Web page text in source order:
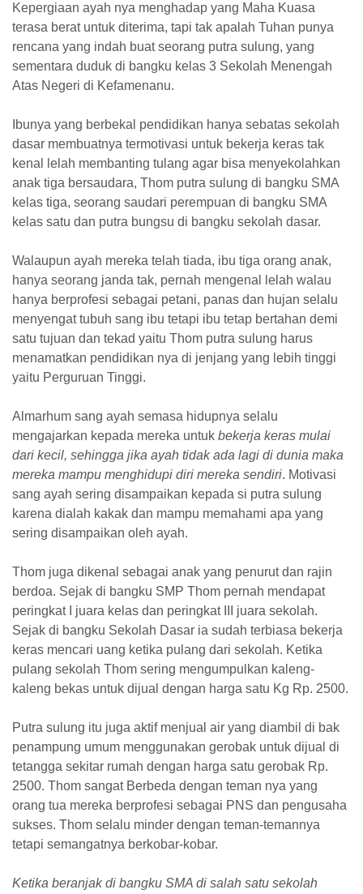
Kepergiaan ayah nya menghadap yang Maha Kuasa
terasa berat untuk diterima, tapi tak apalah Tuhan punya
rencana yang indah buat seorang putra sulung, yang
sementara duduk di bangku kelas 3 Sekolah Menengah
Atas Negeri di Kefamenanu.
Ibunya yang berbekal pendidikan hanya sebatas sekolah
dasar membuatnya termotivasi untuk bekerja keras tak
kenal lelah membanting tulang agar bisa menyekolahkan
anak tiga bersaudara, Thom putra sulung di bangku SMA
kelas tiga, seorang saudari perempuan di bangku SMA
kelas satu dan putra bungsu di bangku sekolah dasar.
Walaupun ayah mereka telah tiada, ibu tiga orang anak,
hanya seorang janda tak, pernah mengenal lelah walau
hanya berprofesi sebagai petani, panas dan hujan selalu
menyengat tubuh sang ibu tetapi ibu tetap bertahan demi
satu tujuan dan tekad yaitu Thom putra sulung harus
menamatkan pendidikan nya di jenjang yang lebih tinggi
yaitu Perguruan Tinggi.
Almarhum sang ayah semasa hidupnya selalu
mengajarkan kepada mereka untuk bekerja keras mulai
dari kecil, sehingga jika ayah tidak ada lagi di dunia maka
mereka mampu menghidupi diri mereka sendiri. Motivasi
sang ayah sering disampaikan kepada si putra sulung
karena dialah kakak dan mampu memahami apa yang
sering disampaikan oleh ayah.
Thom juga dikenal sebagai anak yang penurut dan rajin
berdoa. Sejak di bangku SMP Thom pernah mendapat
peringkat I juara kelas dan peringkat III juara sekolah.
Sejak di bangku Sekolah Dasar ia sudah terbiasa bekerja
keras mencari uang ketika pulang dari sekolah. Ketika
pulang sekolah Thom sering mengumpulkan kaleng-
kaleng bekas untuk dijual dengan harga satu Kg Rp. 2500.
Putra sulung itu juga aktif menjual air yang diambil di bak
penampung umum menggunakan gerobak untuk dijual di
tetangga sekitar rumah dengan harga satu gerobak Rp.
2500. Thom sangatBerbeda dengan teman nya yang
orang tua mereka berprofesi sebagai PNS dan pengusaha
sukses. Thom selalu minder dengan teman-temannya
tetapi semangatnya berkobar-kobar.
Ketika beranjak di bangku SMA di salah satu sekolah